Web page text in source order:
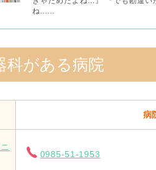
ね......
科がある病院
病
0985-51-1953